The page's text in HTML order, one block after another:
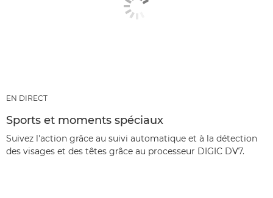
EN DIRECT
Sports et moments spéciaux
Suivez l'action grâce au suivi automatique et à la détection
des visages et des têtes grâce au processeur DIGIC DV7.